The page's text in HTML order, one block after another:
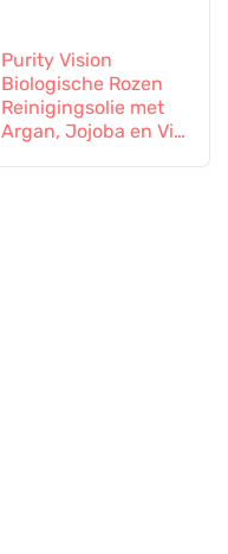
Purity Vision
Biologische Rozen
Reinigingsolie met
Argan, Jojoba en Vit.